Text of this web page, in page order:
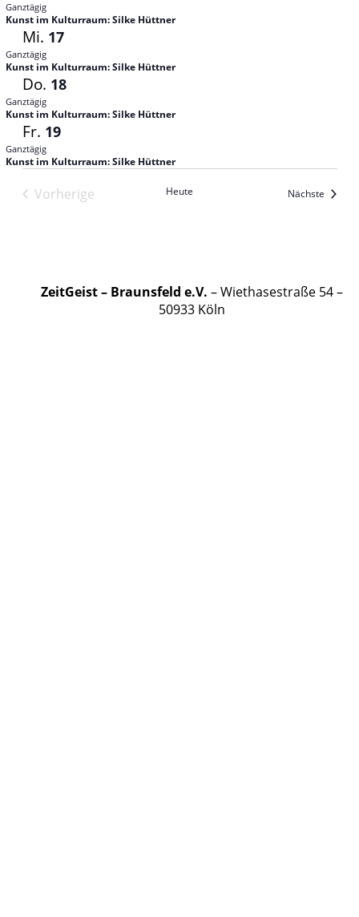
Ganztägig
Kunst im Kulturraum: Silke Hüttner
Mi. 17
Ganztägig
Kunst im Kulturraum: Silke Hüttner
Do. 18
Ganztägig
Kunst im Kulturraum: Silke Hüttner
Fr. 19
Ganztägig
Kunst im Kulturraum: Silke Hüttner
Vorherige
Heute Nächste
ZeitGeist – Braunsfeld e.V. – Wiethasestraße 54 –
50933 Köln